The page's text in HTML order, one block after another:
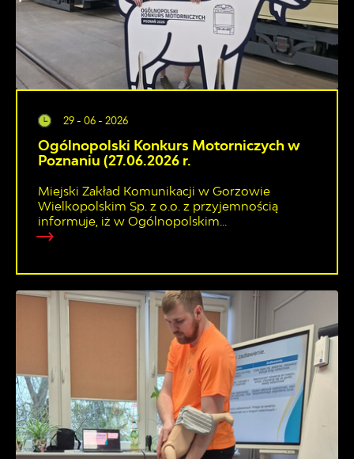
29 - 06 - 2026
Ogólnopolski Konkurs Motorniczych w
Poznaniu (27.06.2026 r.
Miejski Zakład Komunikacji w Gorzowie
Wielkopolskim Sp. z o.o. z przyjemnością
informuje, iż w Ogólnopolskim...